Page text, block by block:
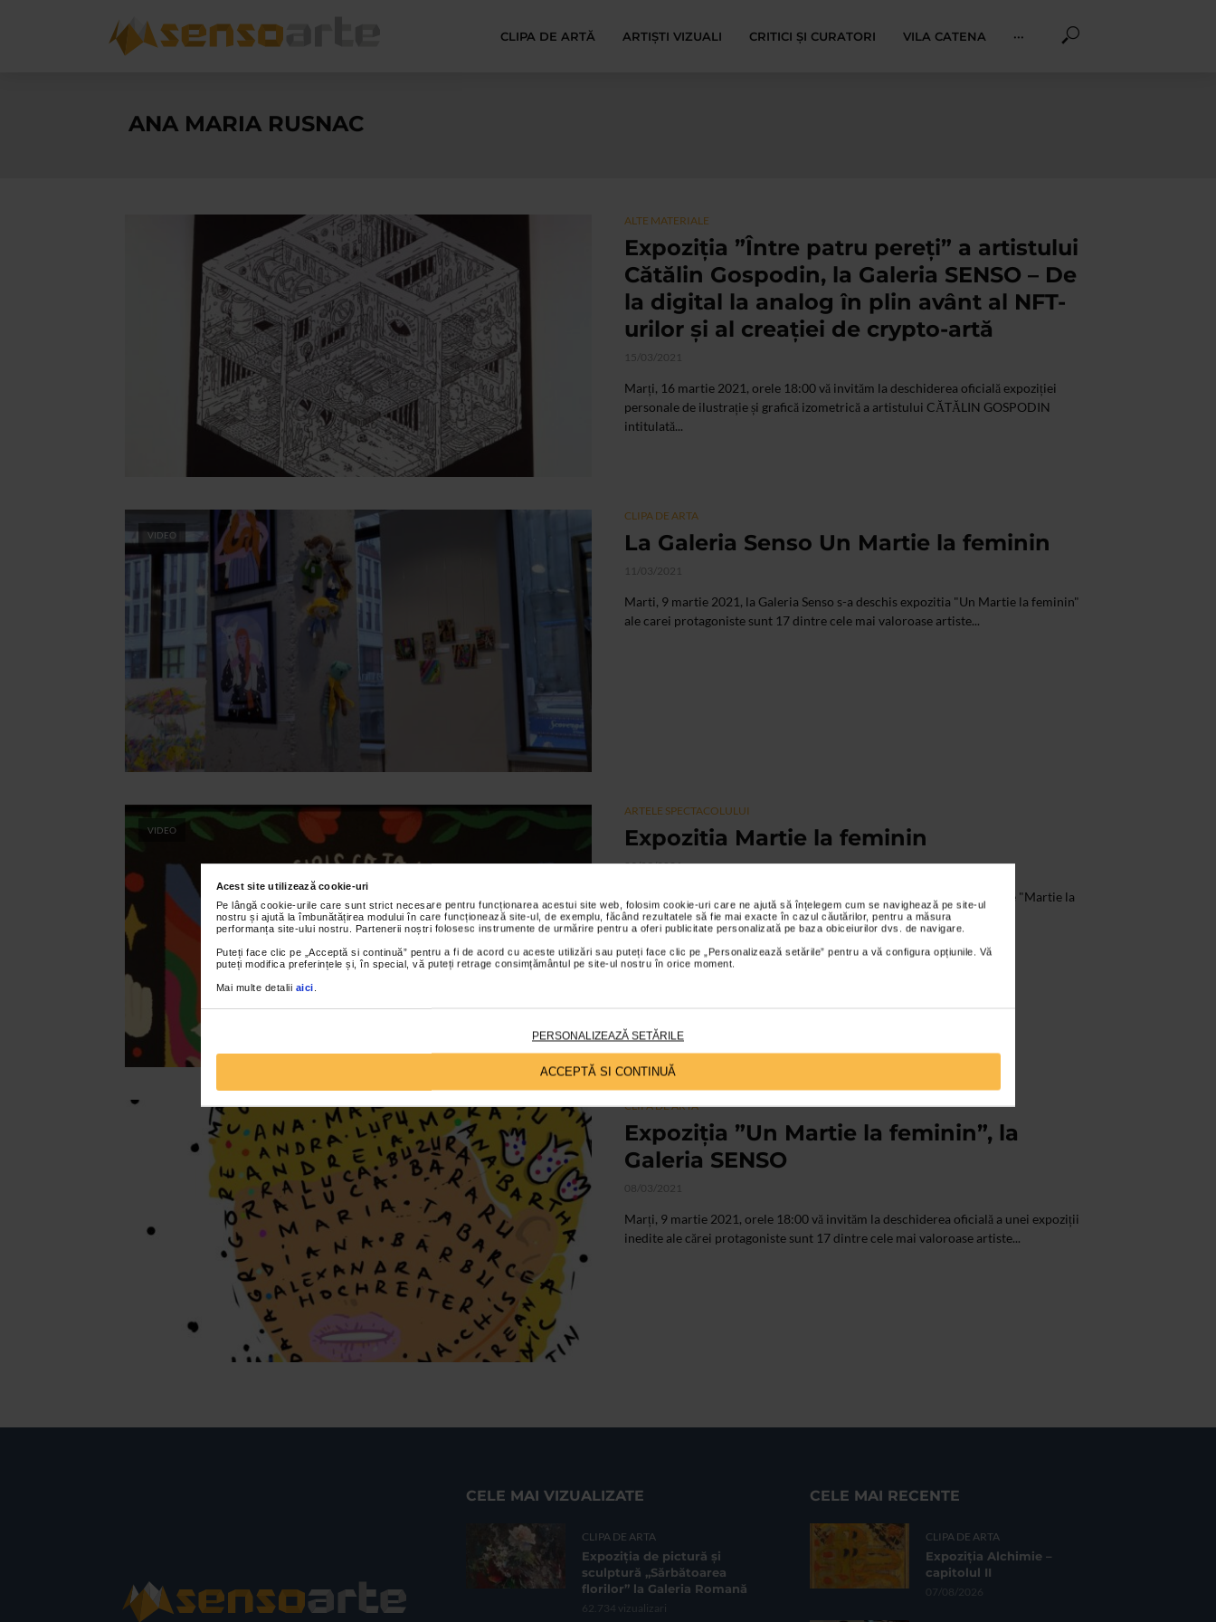
Acest site utilizează cookie-uri
Pe lângă cookie-urile care sunt strict necesare pentru funcționarea acestui site web, folosim cookie-uri care ne ajută să înțelegem cum se navighează pe site-ul
nostru și ajută la îmbunătățirea modului în care funcționează site-ul, de exemplu, făcând rezultatele să fie mai exacte în cazul căutărilor, pentru a măsura
performanța site-ului nostru. Partenerii noștri folosesc instrumente de urmărire pentru a oferi publicitate personalizată pe baza obiceiurilor dvs. de navigare.
Puteți face clic pe „Acceptă si continuă” pentru a fi de acord cu aceste utilizări sau puteți face clic pe „Personalizează setările” pentru a vă configura opțiunile. Vă
puteți modifica preferințele și, în special, vă puteți retrage consimțământul pe site-ul nostru în orice moment.
Mai multe detalii aici
PERSONALIZEAZĂ SETĂRILE
ACCEPTĂ SI CONTINUĂ
CLIPA DE ARTĂ ARTIȘTI VIZUALI CRITICI ȘI CURATORI VILA CATENA ···
ANA MARIA RUSNAC
ALTE MATERIALE
Expoziția ”Între patru pereţi” a artistului
Cătălin Gospodin, la Galeria SENSO – De
la digital la analog în plin avânt al NFT-
urilor și al creației de crypto-artă
15/03/2021
Marți, 16 martie 2021, orele 18:00 vă invităm la deschiderea oficială expoziției
personale de ilustrație și grafică izometrică a artistului CĂTĂLIN GOSPODIN
intitulată...
VIDEO
CLIPA DE ARTA
La Galeria Senso Un Martie la feminin
11/03/2021
Marti, 9 martie 2021, la Galeria Senso s-a deschis expozitia "Un Martie la feminin"
ale carei protagoniste sunt 17 dintre cele mai valoroase artiste...
VIDEO
ARTELE SPECTACOLULUI
Expozitia Martie la feminin
09/03/2021
La Galeria Senso se deschide marti 9 martie 2021, expozitia cu vanzare "Martie la
feminin", o expozitie care prezinta lucrari de ilustratie pline de viata...
CLIPA DE ARTA
Expoziția ”Un Martie la feminin”, la
Galeria SENSO
08/03/2021
Marți, 9 martie 2021, orele 18:00 vă invităm la deschiderea oficială a unei expoziții
inedite ale cărei protagoniste sunt 17 dintre cele mai valoroase artiste...
CELE MAI VIZUALIZATE
CLIPA DE ARTA
Expoziția de pictură și
sculptură „Sărbătoarea
florilor” la Galeria Romană
62.734 vizualizari
CELE MAI RECENTE
CLIPA DE ARTA
Expoziția Alchimie –
capitolul II
07/08/2026